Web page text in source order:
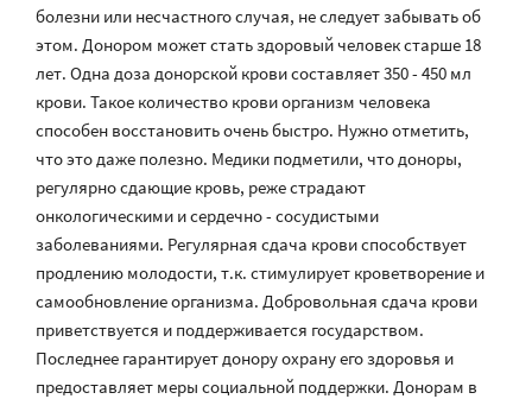
болезни или несчастного случая, не следует забывать об
этом. Донором может стать здоровый человек старше 18
лет. Одна доза донорской крови составляет 350 - 450 мл
крови. Такое количество крови организм человека
способен восстановить очень быстро. Нужно отметить,
что это даже полезно. Медики подметили, что доноры,
регулярно сдающие кровь, реже страдают
онкологическими и сердечно - сосудистыми
заболеваниями. Регулярная сдача крови способствует
продлению молодости, т.к. стимулирует кроветворение и
самообновление организма. Добровольная сдача крови
приветствуется и поддерживается государством.
Последнее гарантирует донору охрану его здоровья и
предоставляет меры социальной поддержки. Донорам в